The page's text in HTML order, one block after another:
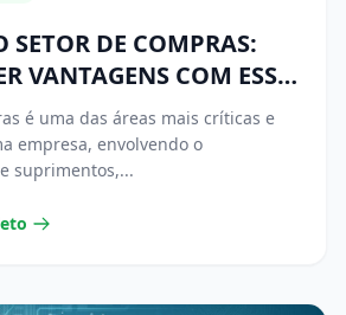
DE COMPRAS:
VANTAGENS COM ESSA
é uma das áreas mais críticas e
empresa, envolvendo o
suprimentos,...